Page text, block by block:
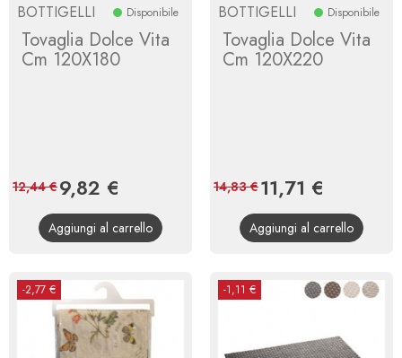
BOTTIGELLI Disponibile
Tovaglia Dolce Vita
Cm 120X180
Prezzo
9,82 €
base
12,44 €
Aggiungi al carrello
BOTTIGELLI Disponibile
Tovaglia Dolce Vita
Cm 120X220
Prezzo
11,71 €
base
14,83 €
Aggiungi al carrello
-2,77 € -1,11 €